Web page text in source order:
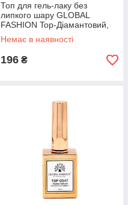
Топ для гель-лаку без
липкого шару GLOBAL
FASHION Top-Діамантовий,
12 мл
Немає в наявності
196 ₴